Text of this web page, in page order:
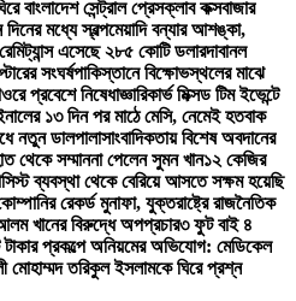
বাংলাদেশ সেন্ট্রাল প্রেসক্লাব কক্সবাজার
দিনের মধ্যে স্বল্পমেয়াদি বন্যার আশঙ্কা,
এসেছে ২৮৫ কোটি ডলারদাবানল
সংঘর্ষপাকিস্তানে বিক্ষোভস্থলের মাঝে
প্রবেশে নিষেধাজ্ঞারিকার্ভ মিক্সড টিম ইভেন্টে
১৩ দিন পর মাঠে মেসি, নেমেই হতবাক
নতুন ডালপালাসাংবাদিকতায় বিশেষ অবদানের
থেকে সম্মাননা পেলেন সুমন খান১২ কেজির
ব্যবস্থা থেকে বেরিয়ে আসতে সক্ষম হয়েছি
রেকর্ড মুনাফা, যুক্তরাষ্ট্রে রাজনৈতিক
খানের বিরুদ্ধে অপপ্রচার৩ ফুট বাই ৪
প্রকল্পে অনিয়মের অভিযোগ: মেডিকেল
মোহাম্মদ তরিকুল ইসলামকে ঘিরে প্রশ্ন